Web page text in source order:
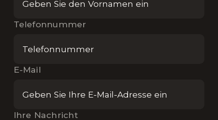
Telefonnummer
E-Mail
Ihre Nachricht